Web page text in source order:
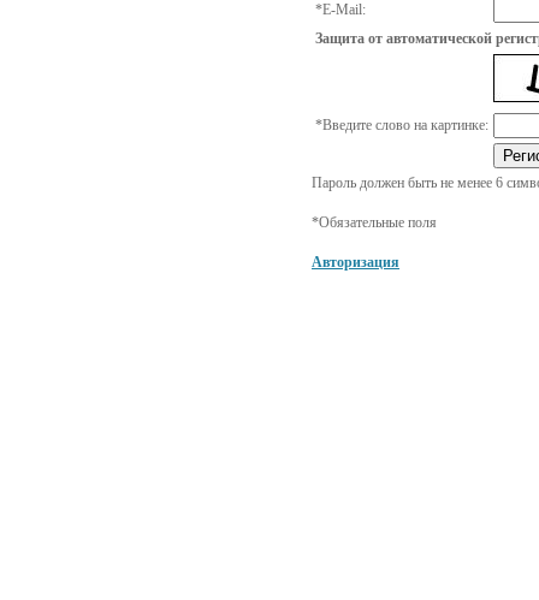
*E-Mail:
Защита от автоматической
*Введите слово на картинке:
Пароль должен быть не менее 6
*Обязательные поля
Авторизация